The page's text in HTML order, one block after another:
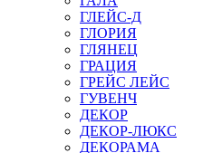
ГЛЕЙС-Д
ГЛОРИЯ
ГЛЯНЕЦ
ГРАЦИЯ
ГРЕЙС ЛЕЙС
ГУВЕНЧ
ДЕКОР
ДЕКОР-ЛЮКС
ДЕКОРАМА